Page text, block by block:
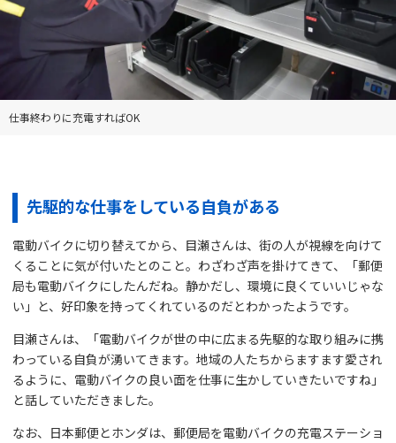
仕事終わりに充電すればOK
先駆的な仕事をしている自負がある
電動バイクに切り替えてから、目瀬さんは、街の人が視線を向けて
くることに気が付いたとのこと。わざわざ声を掛けてきて、「郵便
局も電動バイクにしたんだね。静かだし、環境に良くていいじゃな
い」と、好印象を持ってくれているのだとわかったようです。
目瀬さんは、「電動バイクが世の中に広まる先駆的な取り組みに携
わっている自負が湧いてきます。地域の人たちからますます愛され
るように、電動バイクの良い面を仕事に生かしていきたいですね」
と話していただきました。
なお、日本郵便とホンダは、郵便局を電動バイクの充電ステーショ